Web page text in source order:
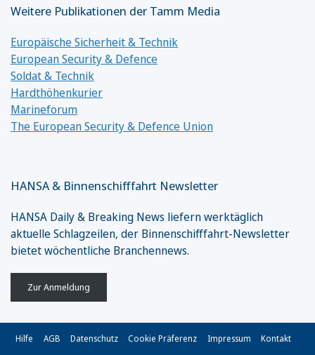
Weitere Publikationen der Tamm Media
Europäische Sicherheit & Technik
European Security & Defence
Soldat & Technik
Hardthöhenkurier
Marineforum
The European Security & Defence Union
HANSA & Binnenschifffahrt Newsletter
HANSA Daily & Breaking News liefern werktäglich
aktuelle Schlagzeilen, der Binnenschifffahrt-Newsletter
bietet wöchentliche Branchennews.
Zur Anmeldung
Hilfe AGB Datenschutz Cookie Präferenz Impressum
Kontakt